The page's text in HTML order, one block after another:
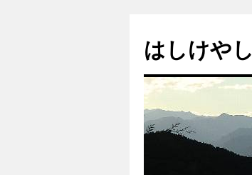
はしけやし